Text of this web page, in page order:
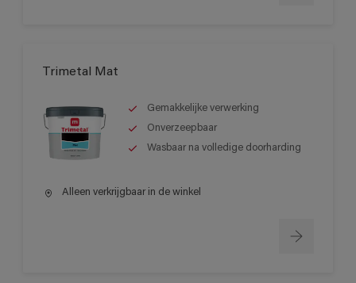
Trimetal Mat
Gemakkelijke verwerking
Onverzeepbaar
Wasbaar na volledige doorharding
Alleen verkrijgbaar in de winkel